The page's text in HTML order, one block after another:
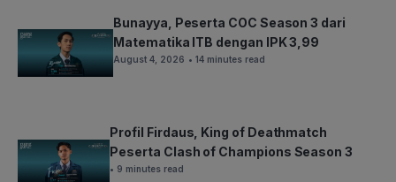
Bunayya, Peserta COC Season 3 dari
Matematika ITB dengan IPK 3,99
August 4, 2026 • 14 minutes read
Profil Firdaus, King of Deathmatch
Peserta Clash of Champions Season 3
• 9 minutes read